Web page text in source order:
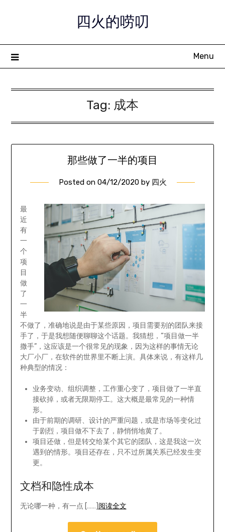
四火的唠叨
Menu
Tag: 成本
那些做了一半的项目
Posted on 04/12/2020by 四火
最
近
有
一
个
项
目
做
了
一
半
不做了，准确地说是由于某些原因，项目需要别的团队来接
手了，于是我想随便聊聊这个话题。我猜想，“项目做一半
撒手”，这应该是一个很常见的现象，因为这样的事情无论
大厂小厂，在软件的世界里不断上演。具体来说，有这样几
种典型的情况：
业务变动、组织调整，工作重心变了，项目做了一半直
接砍掉，或者无限期停工。这大概是最常见的一种情
形。
由于前期的调研、设计的严重问题，或是市场等变化过
于剧烈，项目做不下去了，静悄悄地黄了。
项目还做，但是转交给某个其它的团队，这是我这一次
遇到的情形。项目还存在，只不过所属关系已经发生变
更。
文档和隐性成本
无论哪一种，有一点 [……] 阅读全文